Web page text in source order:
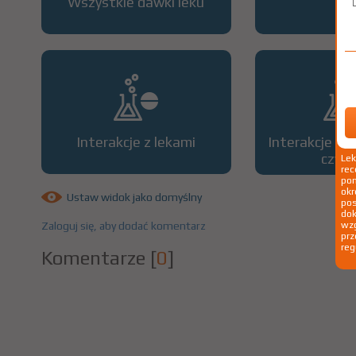
Interakcje z lekami
Interakcje z
Ustaw widok jako domyślny
Zaloguj się, aby dodać komentarz
Komentarze [0]